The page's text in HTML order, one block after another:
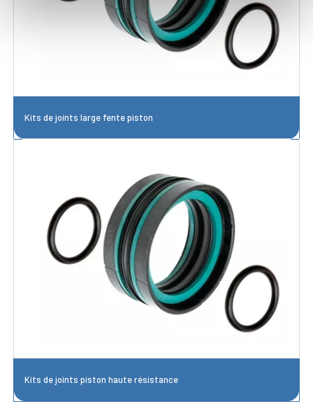
Kits de joints large fente piston
Kits de joints piston haute résistance